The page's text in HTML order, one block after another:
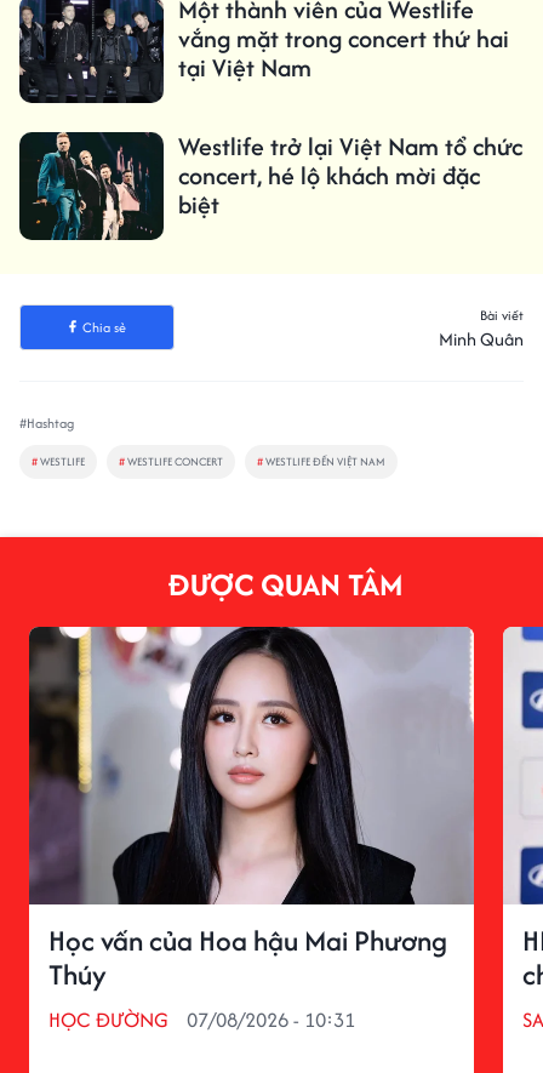
Một thành viên của Westlife
vắng mặt trong concert thứ hai
tại Việt Nam
Westlife trở lại Việt Nam tổ chức
concert, hé lộ khách mời đặc
biệt
Chia sẻ
Bài viết
Minh Quân
#Hashtag
#WESTLIFE #WESTLIFE CONCERT #WESTLIFE ĐẾN VIỆT NAM
ĐƯỢC QUAN TÂM
Học vấn của Hoa hậu Mai Phương
Thúy
HỌC ĐƯỜNG 07/08/2026 - 10:31